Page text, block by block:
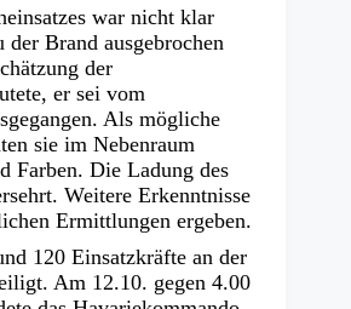
war nicht klar
der Brand ausgebrochen
der
er sei vom
Als mögliche
sie im Nebenraum
Farben. Die Ladung des
Weitere Erkenntnisse
Ermittlungen ergeben.
120 Einsatzkräfte an der
Am 12.10. gegen 4.00